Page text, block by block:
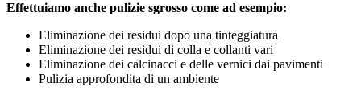
Effettuiamo anche pulizie sgrosso come ad esempio:
Eliminazione dei residui dopo una tinteggiatura
Eliminazione dei residui di colla e collanti vari
Eliminazione dei calcinacci e delle vernici dai pavimenti
Pulizia approfondita di un ambiente